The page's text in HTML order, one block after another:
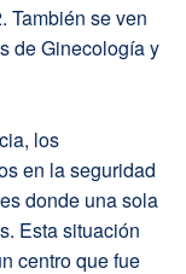
También se ven
de Ginecología y
los
en la seguridad
donde una sola
Esta situación
centro que fue